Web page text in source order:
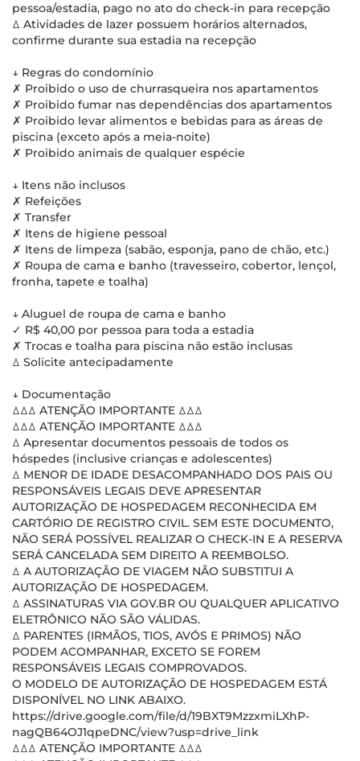
pessoa/estadia, pago no ato do check-in para recepção
ꕔ Atividades de lazer possuem horários alternados,
confirme durante sua estadia na recepção
↓ Regras do condomínio
✗ Proibido o uso de churrasqueira nos apartamentos
✗ Proibido fumar nas dependências dos apartamentos
✗ Proibido levar alimentos e bebidas para as áreas de
piscina (exceto após a meia-noite)
✗ Proibido animais de qualquer espécie
↓ Itens não inclusos
✗ Refeições
✗ Transfer
✗ Itens de higiene pessoal
✗ Itens de limpeza (sabão, esponja, pano de chão, etc.)
✗ Roupa de cama e banho (travesseiro, cobertor, lençol,
fronha, tapete e toalha)
↓ Aluguel de roupa de cama e banho
✓ R$ 40,00 por pessoa para toda a estadia
✗ Trocas e toalha para piscina não estão inclusas
ꕔ Solicite antecipadamente
↓ Documentação
ꕔꕔꕔ ATENÇÃO IMPORTANTE ꕔꕔꕔ
ꕔꕔꕔ ATENÇÃO IMPORTANTE ꕔꕔꕔ
ꕔ Apresentar documentos pessoais de todos os
hóspedes (inclusive crianças e adolescentes)
ꕔ MENOR DE IDADE DESACOMPANHADO DOS PAIS OU
RESPONSÁVEIS LEGAIS DEVE APRESENTAR
AUTORIZAÇÃO DE HOSPEDAGEM RECONHECIDA EM
CARTÓRIO DE REGISTRO CIVIL. SEM ESTE DOCUMENTO,
NÃO SERÁ POSSÍVEL REALIZAR O CHECK-IN E A RESERVA
SERÁ CANCELADA SEM DIREITO A REEMBOLSO.
ꕔ A AUTORIZAÇÃO DE VIAGEM NÃO SUBSTITUI A
AUTORIZAÇÃO DE HOSPEDAGEM.
ꕔ ASSINATURAS VIA GOV.BR OU QUALQUER APLICATIVO
ELETRÔNICO NÃO SÃO VÁLIDAS.
ꕔ PARENTES (IRMÃOS, TIOS, AVÓS E PRIMOS) NÃO
PODEM ACOMPANHAR, EXCETO SE FOREM
RESPONSÁVEIS LEGAIS COMPROVADOS.
O MODELO DE AUTORIZAÇÃO DE HOSPEDAGEM ESTÁ
DISPONÍVEL NO LINK ABAIXO.
https://drive.google.com/file/d/19BXT9MzzxmiLXhP-
nagQB64OJ1qpeDNC/view?usp=drive_link
ꕔꕔꕔ ATENÇÃO IMPORTANTE ꕔꕔꕔ